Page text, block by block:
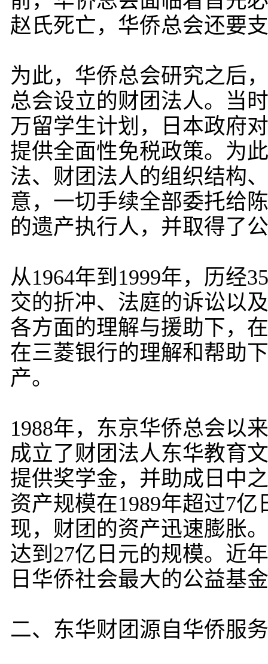
赵氏死亡，华侨总会还要
为此，华侨总会研究之后
总会设立的财团法人。当
万留学生计划，日本政府
提供全面性免税政策。为
法、财团法人的组织结构
意，一切手续全部委托给
的遗产执行人，并取得了
从1964年到1999年，历经
交的折冲、法庭的诉讼以
各方面的理解与援助下，
在三菱银行的理解和帮助
产。
1988年，东京华侨总会以
成立了财团法人东华教育
提供奖学金，并助成日中
资产规模在1989年超过7
现，财团的资产迅速膨胀
达到27亿日元的规模。近
日华侨社会最大的公益基
二、东华财团源自华侨服